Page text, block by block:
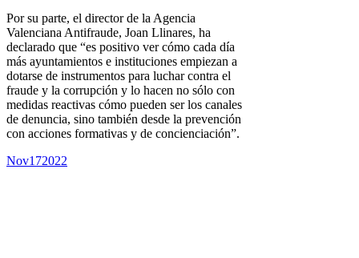
Por su parte, el director de la Agencia
Valenciana Antifraude, Joan Llinares, ha
declarado que “es positivo ver cómo cada día
más ayuntamientos e instituciones empiezan a
dotarse de instrumentos para luchar contra el
fraude y la corrupción y lo hacen no sólo con
medidas reactivas cómo pueden ser los canales
de denuncia, sino también desde la prevención
con acciones formativas y de concienciación”.
Nov172022